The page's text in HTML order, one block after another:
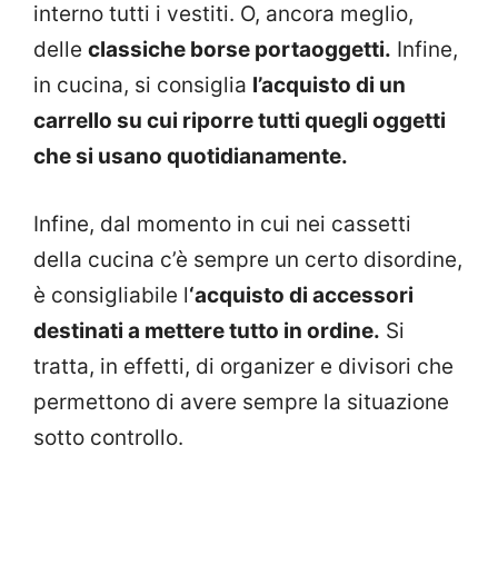
interno tutti i vestiti. O, ancora meglio,
delle classiche borse portaoggetti. Infine,
in cucina, si consiglia l’acquisto di un
carrello su cui riporre tutti quegli oggetti
che si usano quotidianamente.
Infine, dal momento in cui nei cassetti
della cucina c’è sempre un certo disordine,
è consigliabile l‘acquisto di accessori
destinati a mettere tutto in ordine. Si
tratta, in effetti, di organizer e divisori che
permettono di avere sempre la situazione
sotto controllo.